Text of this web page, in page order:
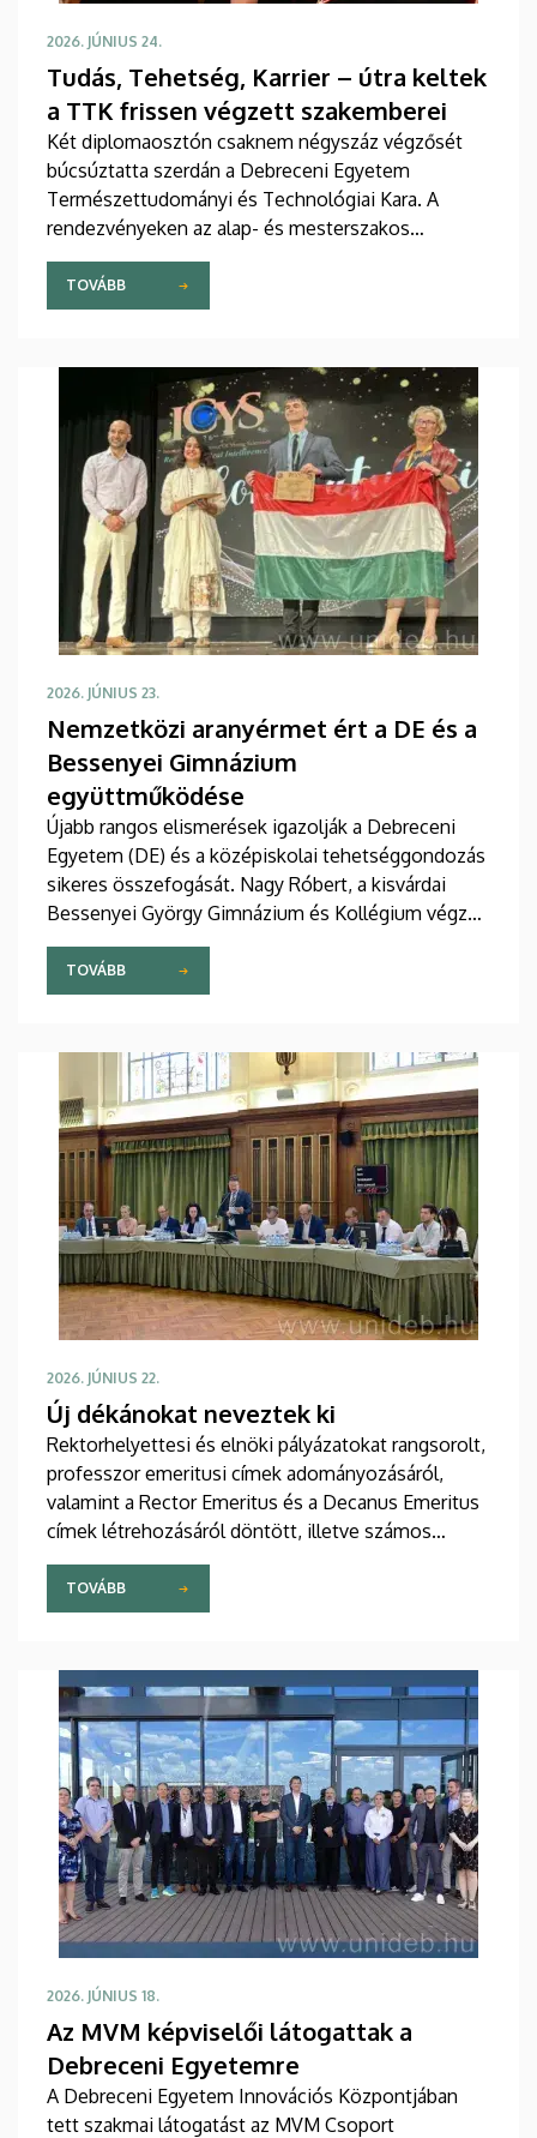
2026. JÚNIUS 24.
Tudás, Tehetség, Karrier – útra keltek
a TTK frissen végzett szakemberei
Két diplomaosztón csaknem négyszáz végzősét
búcsúztatta szerdán a Debreceni Egyetem
Természettudományi és Technológiai Kara. A
rendezvényeken az alap- és mesterszakos
hallgatók mellett frissen végzett
természettudományi és műszaki szakfordítók
vehették át munkájuk gyümölcsét.
TOVÁBB
2026. JÚNIUS 23.
Nemzetközi aranyérmet ért a DE és a
Bessenyei Gimnázium
együttműködése
Újabb rangos elismerések igazolják a Debreceni
Egyetem (DE) és a középiskolai tehetséggondozás
sikeres összefogását. Nagy Róbert, a kisvárdai
Bessenyei György Gimnázium és Kollégium végzős
tanulója a DE Természettudományi és
Technológiai Kar (TTK) szakmai támogatásával ért
el kiemelkedő hazai és nemzetközi eredményeket.
TOVÁBB
2026. JÚNIUS 22.
Új dékánokat neveztek ki
Rektorhelyettesi és elnöki pályázatokat rangsorolt,
professzor emeritusi címek adományozásáról,
valamint a Rector Emeritus és a Decanus Emeritus
címek létrehozásáról döntött, illetve számos
szabályzatát módosította júniusi ülésén a
Debreceni Egyetem Szenátusa. A tanácskozáson
átvették kinevezésüket a július elsejével hivatalba
TOVÁBB
2026. JÚNIUS 18.
Az MVM képviselői látogattak a
Debreceni Egyetemre
A Debreceni Egyetem Innovációs Központjában
tett szakmai látogatást az MVM Csoport